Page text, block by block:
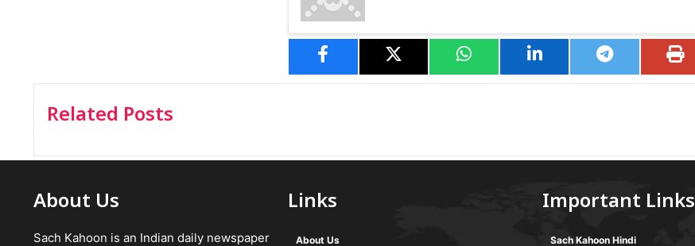
Related Posts
About Us
Sach Kahoon is an Indian daily newspaper
Links
About Us
Important Links
Sach Kahoon Hindi